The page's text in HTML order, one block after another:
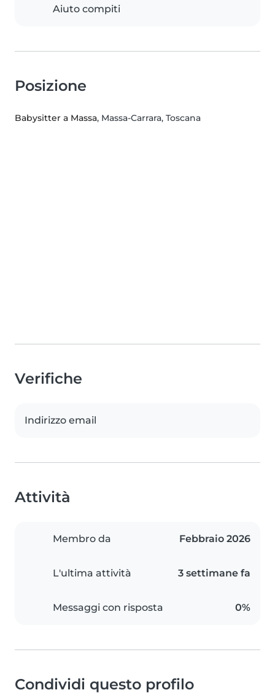
Aiuto compiti
Posizione
Babysitter a Massa, Massa-Carrara, Toscana
Verifiche
Indirizzo email
Attività
Membro da Febbraio 2026
L'ultima attività 3 settimane fa
Messaggi con risposta 0%
Condividi questo profilo